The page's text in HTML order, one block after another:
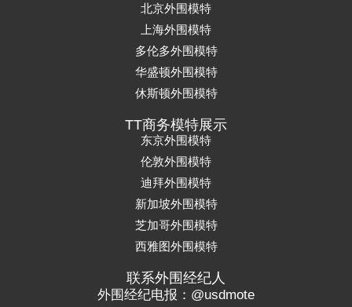
北京外围模特
上海外围模特
多伦多外围模特
华盛顿外围模特
休斯顿外围模特
TT商务模特展示
东京外围模特
伦敦外围模特
迪拜外围模特
新加坡外围模特
芝加哥外围模特
西雅图外围模特
联系外围经纪人
外围经纪电报：@usdmote